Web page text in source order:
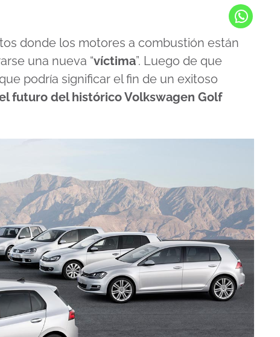
donde los motores a combustión están
una nueva “víctima”. Luego de que
podría significar el fin de un exitoso
futuro del histórico Volkswagen Golf